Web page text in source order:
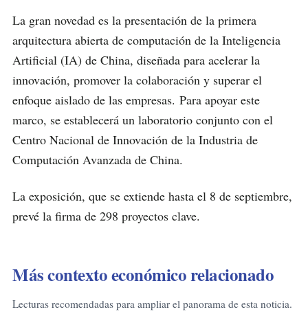
La gran novedad es la presentación de la primera
arquitectura abierta de computación de la Inteligencia
Artificial (IA) de China, diseñada para acelerar la
innovación, promover la colaboración y superar el
enfoque aislado de las empresas. Para apoyar este
marco, se establecerá un laboratorio conjunto con el
Centro Nacional de Innovación de la Industria de
Computación Avanzada de China.
La exposición, que se extiende hasta el 8 de septiembre,
prevé la firma de 298 proyectos clave.
Más contexto económico relacionado
Lecturas recomendadas para ampliar el panorama de esta noticia.